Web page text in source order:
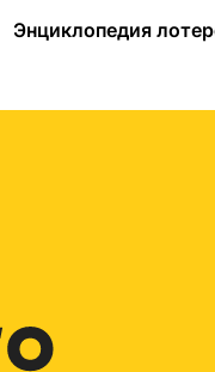
Энциклопедия